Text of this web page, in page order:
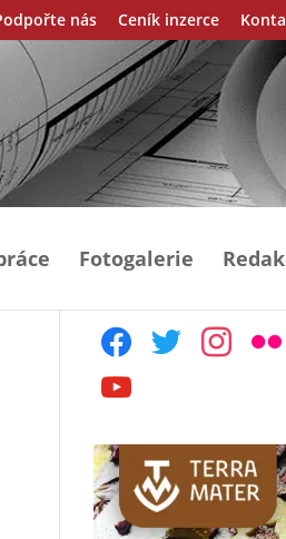
nás Ceník inzerce
Fotogalerie
facebooktwitter instagram
flickr
youtube